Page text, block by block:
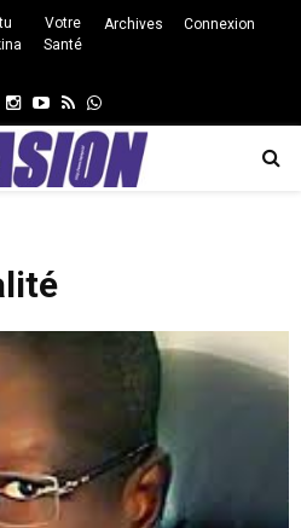
Votre
Santé
Archives Connexion
Twitter
Instagram
Youtube
RssWhatsapp